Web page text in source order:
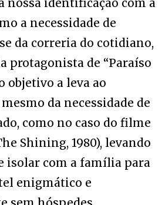
a necessidade de
da correria do cotidiano,
protagonista de “Paraíso
objetivo a leva ao
da necessidade de
como no caso do filme
Shining, 1980), levando
isolar com a família para
enigmático e